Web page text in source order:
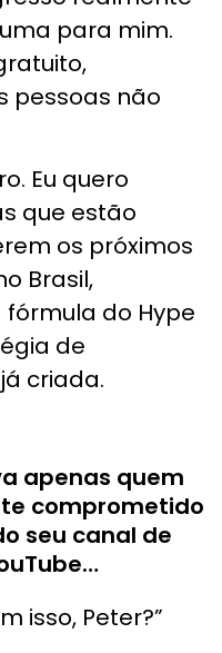
para mim.
pessoas não
Eu quero
que estão
os próximos
Brasil,
do Hype
de
criada.
apenas quem
comprometido
seu canal de
isso, Peter?”